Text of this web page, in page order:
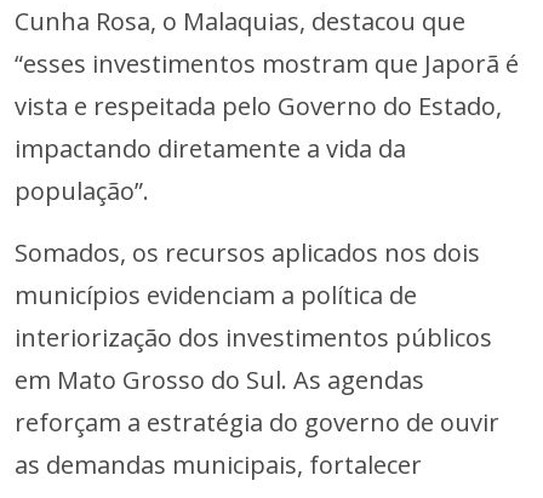
Cunha Rosa, o Malaquias, destacou que
“esses investimentos mostram que Japorã é
vista e respeitada pelo Governo do Estado,
impactando diretamente a vida da
população”.
Somados, os recursos aplicados nos dois
municípios evidenciam a política de
interiorização dos investimentos públicos
em Mato Grosso do Sul. As agendas
reforçam a estratégia do governo de ouvir
as demandas municipais, fortalecer